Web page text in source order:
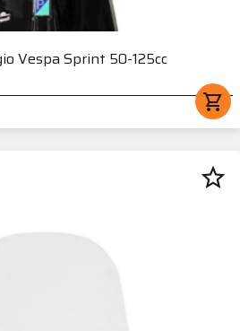
Vespa Sprint 50-125cc
shopping_cart
star_border